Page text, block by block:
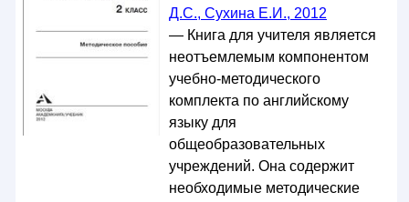
Д.С., Сухина Е.И., 2012
— Книга для учителя является
неотъемлемым компонентом
учебно-методического
комплекта по английскому
языку для
общеобразовательных
учреждений. Она содержит
необходимые методические